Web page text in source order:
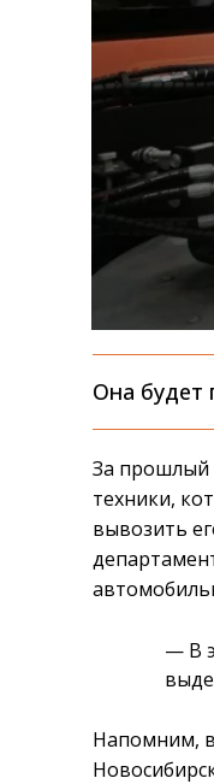
Она будет
За прошлый
техники,
вывозить
— В
Напомним, в